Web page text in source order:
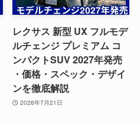
レクサス 新型 UX フルモデ
ルチェンジ プレミアム コ
ンパクトSUV 2027年発売
・価格・スペック・デザイ
ンを徹底解説
2026年7月21日